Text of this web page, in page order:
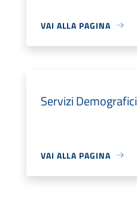
VAI ALLA PAGINA
Servizi Demografici
VAI ALLA PAGINA